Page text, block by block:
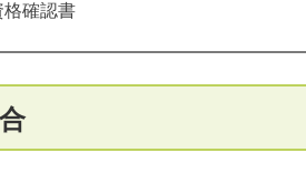
格確認書